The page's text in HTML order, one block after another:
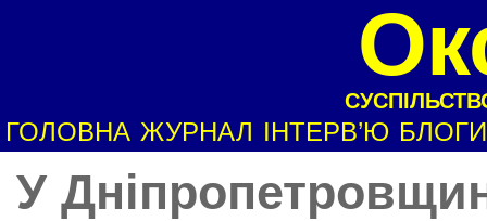
ГОЛОВНА ЖУРНАЛ ІНТЕРВ’Ю БЛОГИ
У